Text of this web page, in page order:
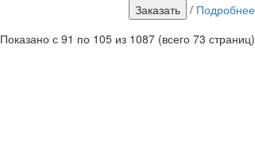
/ Подробнее
Показано с 91 по 105 из 1087 (всего 73 страниц)